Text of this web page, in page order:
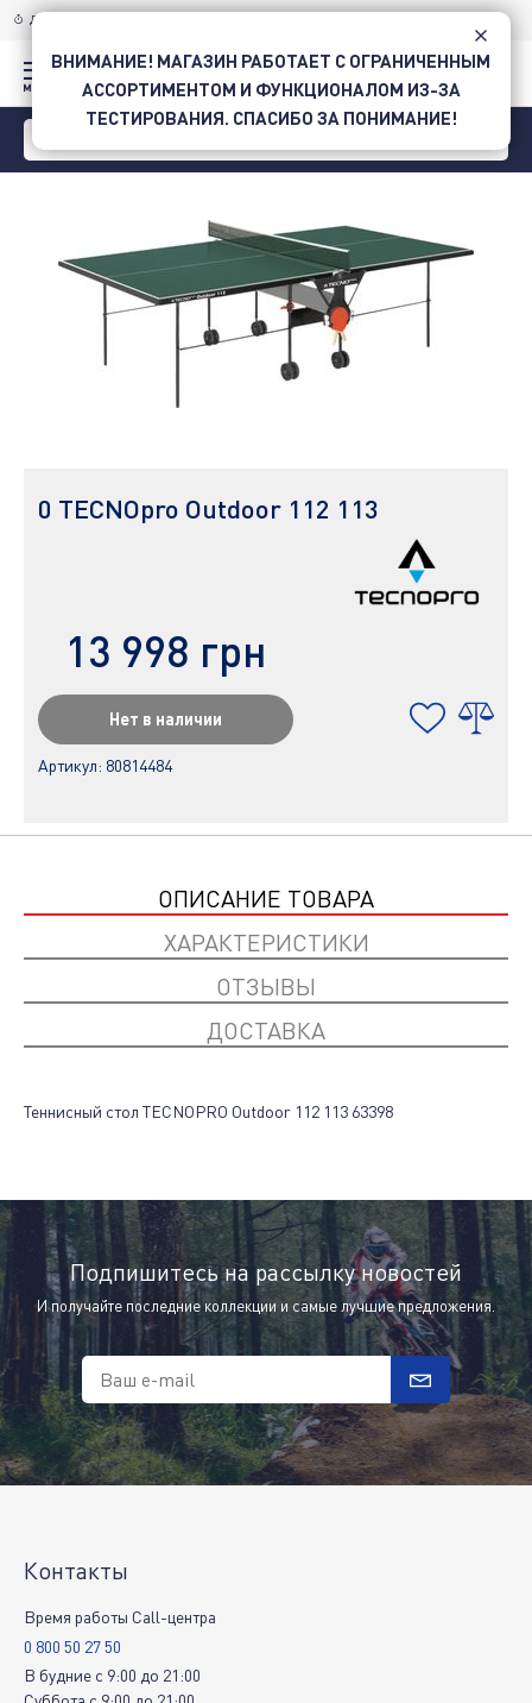
ДОСТАВКА ПО УКРАИНЕ
0 TECNOpro Outdoor 112 113
13 998 грн
Нет в наличии
Артикул: 80814484
ОПИСАНИЕ ТОВАРА
ХАРАКТЕРИСТИКИ
ОТЗЫВЫ
ДОСТАВКА
Теннисный стол TECNOPRO Outdoor 112 113 63398
Подпишитесь на рассылку новостей
И получайте последние коллекции и самые лучшие предложения.
Ваш e-mail
Контакты
Время работы Call-центра
0 800 50 27 50
В будние c 9:00 до 21:00
ВНИМАНИЕ! МАГАЗИН РАБОТАЕТ С ОГРАНИЧЕННЫМ
АССОРТИМЕНТОМ И ФУНКЦИОНАЛОМ ИЗ-ЗА
ТЕСТИРОВАНИЯ. СПАСИБО ЗА ПОНИМАНИЕ!